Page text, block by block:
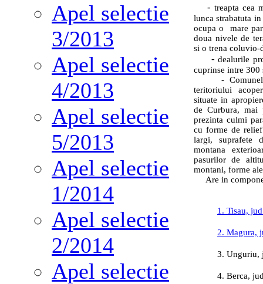
Apel selectie
3/2013
Apel selectie
4/2013
Apel selectie
5/2013
Apel selectie
1/2014
Apel selectie
2/2014
Apel selectie
-treapta cea
lunca strabatuta
ocupa o
mare
doua nivele de
si o trena coluvio-
-dealurile
cuprinse intre 300
- Comunele
teritoriului
situate in
de Curbura, mai
prezinta culmi
cu forme de
largi, suprafete
montana
pasurilor de
montani, forme
Are in
1. Tisau,
2. Magura,
3. Unguriu,
4. Berca,